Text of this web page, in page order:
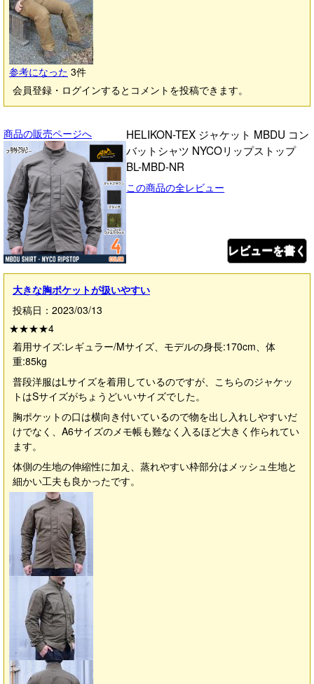
参考になった 3件
会員登録・ログインするとコメントを投稿できます。
商品の販売ページへ
HELIKON-TEX ジャケット MBDU コン
バットシャツ NYCOリップストップ
BL-MBD-NR
この商品の全レビュー
レビューを書く
大きな胸ポケットが扱いやすい
投稿日：2023/03/13
★★★★4
着用サイズ:レギュラー/Mサイズ、モデルの身長:170cm、体
重:85kg
普段洋服はLサイズを着用しているのですが、こちらのジャケッ
トはSサイズがちょうどいいサイズでした。
胸ポケットの口は横向き付いているので物を出し入れしやすいだ
けでなく、A6サイズのメモ帳も難なく入るほど大きく作られてい
ます。
体側の生地の伸縮性に加え、蒸れやすい枠部分はメッシュ生地と
細かい工夫も良かったです。